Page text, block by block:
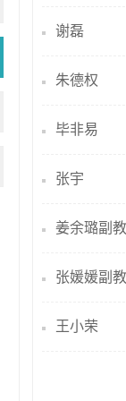
谢磊
朱德权
毕非易
张宇
姜余璐副
张媛媛副
王小荣